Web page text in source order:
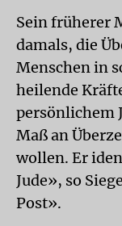
Sein früherer
damals, die
Menschen in
heilende
persönlichem
Maß an
wollen. Er
Jude», so
Post».